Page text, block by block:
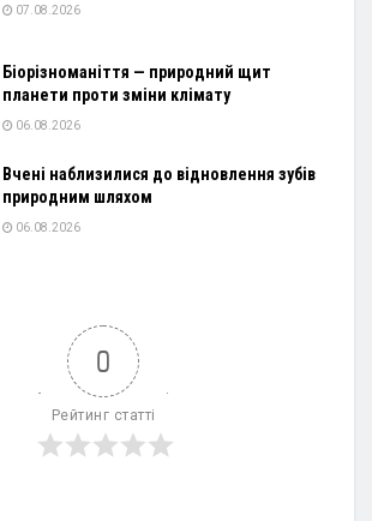
07.08.2026
Біорізноманіття — природний щит
планети проти зміни клімату
06.08.2026
Вчені наблизилися до відновлення зубів
природним шляхом
06.08.2026
0
Рейтинг статті